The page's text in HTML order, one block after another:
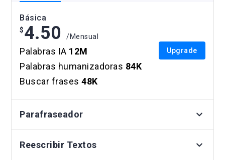
Básica
$4.50/Mensual
Palabras IA 12M
Palabras humanizadoras 84K
Buscar frases48K
Upgrade
Parafraseador
Reescribir Textos